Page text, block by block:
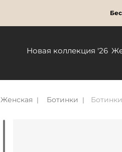
Новая коллекция '26
Женская Ботинки